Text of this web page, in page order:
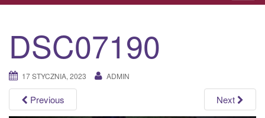
o
v
DSC07190
17 STYCZNIA, 2023 ADMIN
Previous Next